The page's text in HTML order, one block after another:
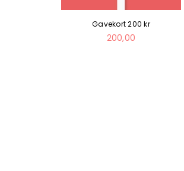
Gavekort 200 kr
Normal
200,00